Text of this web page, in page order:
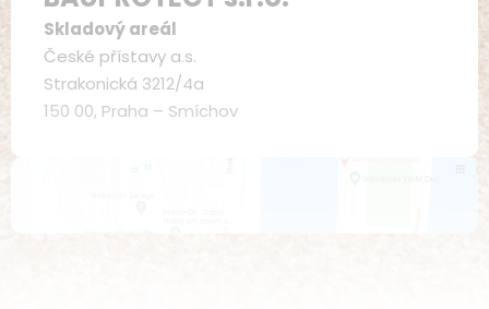
Skladový areál
České přístavy a.s.
Strakonická 3212/4a
150 00, Praha – Smíchov